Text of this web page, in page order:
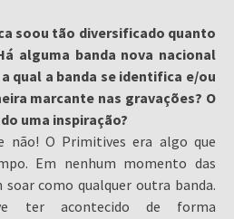
soou tão diversificado quanto
alguma banda nova nacional
qual a banda se identifica e/ou
marcante nas gravações? O
uma inspiração?
não! O Primitives era algo que
Em nenhum momento das
soar como qualquer outra banda.
ter acontecido de forma